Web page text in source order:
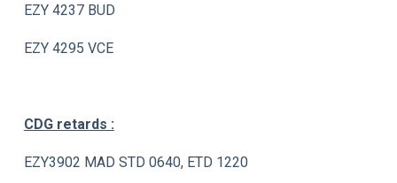
EZY 4237 BUD
EZY 4295 VCE
CDG retards :
EZY3902 MAD STD 0640, ETD 1220